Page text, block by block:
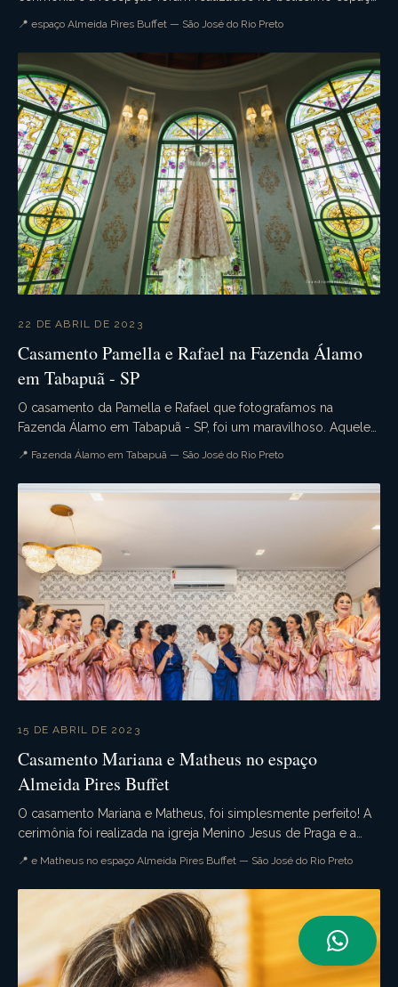
📍 espaço Almeida Pires Buffet — São José do Rio Preto
22 DE ABRIL DE 2023
Casamento Pamella e Rafael na Fazenda Álamo
em Tabapuã - SP
O casamento da Pamella e Rafael que fotografamos na
Fazenda Álamo em Tabapuã - SP, foi um maravilhoso. Aquele
casamento de dia que tudo ocorre conforme o pla...
📍 Fazenda Álamo em Tabapuã — São José do Rio Preto
15 DE ABRIL DE 2023
Casamento Mariana e Matheus no espaço
Almeida Pires Buffet
O casamento Mariana e Matheus, foi simplesmente perfeito! A
cerimônia foi realizada na igreja Menino Jesus de Praga e a
recepção no belíssimo espaço Almeida ...
📍 e Matheus no espaço Almeida Pires Buffet — São José do Rio Preto